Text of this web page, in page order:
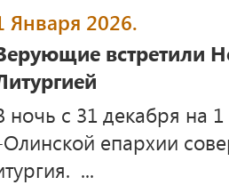
Января 2026.
встретили
ночь с 31 декабря на
епархии
...